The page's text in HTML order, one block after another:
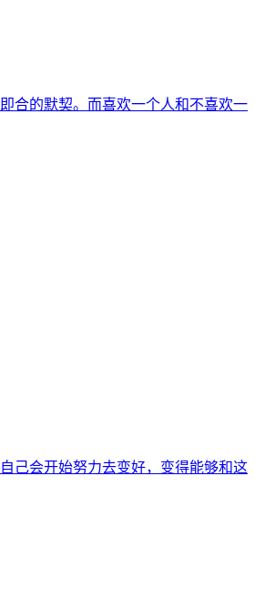
合的默契。而喜欢一个人和不喜欢一
己会开始努力去变好，变得能够和这